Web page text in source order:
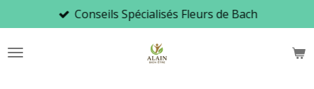
au
contenu
Conseils Spécialisés Fleurs de Bach